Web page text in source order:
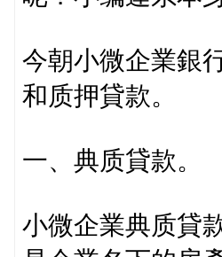
今朝小微企業銀
和质押貸款。
一、典质貸款。
小微企業典质貸